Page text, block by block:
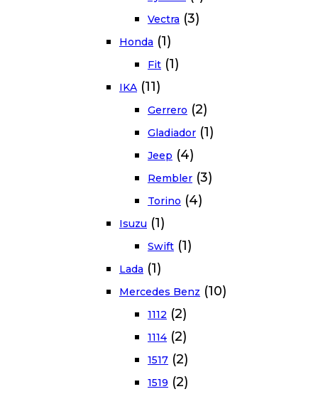
Vectra (3)
Honda (1)
Fit (1)
IKA (11)
Gerrero (2)
Gladiador (1)
Jeep (4)
Rembler (3)
Torino (4)
Isuzu (1)
Swift (1)
Lada (1)
Mercedes Benz (10)
1112 (2)
1114 (2)
1517 (2)
1519 (2)